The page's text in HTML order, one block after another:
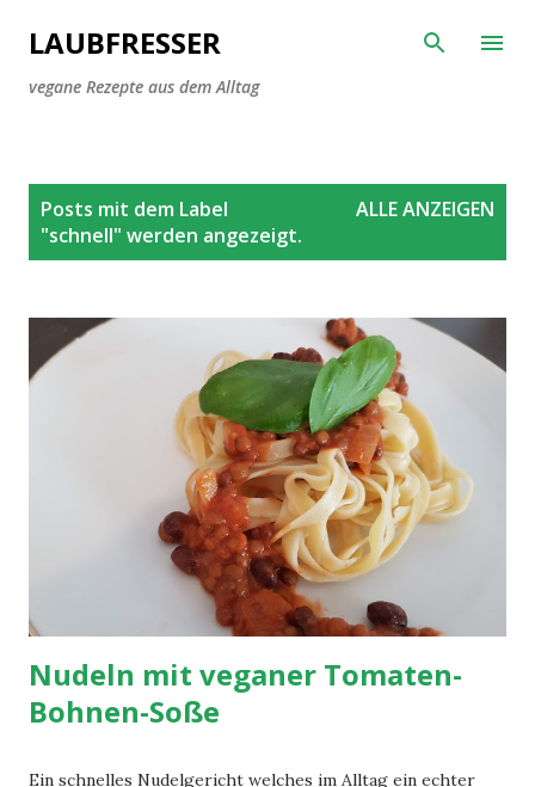
Direkt zum Hauptbereich
LAUBFRESSER
vegane Rezepte aus dem Alltag
Posts mit dem Label
"schnell" werden angezeigt.
ALLE ANZEIGEN
Nudeln mit veganer Tomaten-
Bohnen-Soße
Ein schnelles Nudelgericht welches im Alltag ein echter